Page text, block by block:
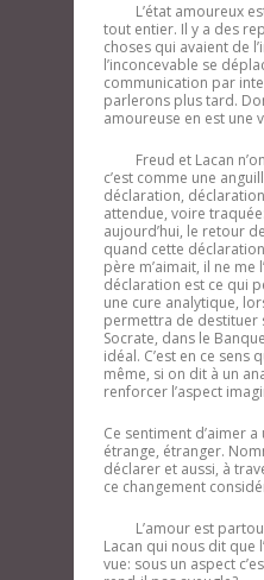
L’état amoureux est
tout entier. Il y a des
choses qui avaient de
l’inconcevable se
communication par
parlerons plus tard.
amoureuse en est une
Freud et Lacan n’ont
c’est comme une
déclaration,
attendue, voire
aujourd’hui, le retour
quand cette
père m’aimait, il ne me
déclaration est ce qui
une cure analytique,
permettra de destituer
Socrate, dans le
idéal. C’est en ce
même, si on dit à un
renforcer l’aspect
Ce sentiment d’aimer
étrange, étranger.
déclarer et aussi, à
ce changement
L’amour est partout.
Lacan qui nous dit que
vue: sous un aspect